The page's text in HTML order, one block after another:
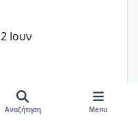
Ιουν
Αναζήτηση Menu